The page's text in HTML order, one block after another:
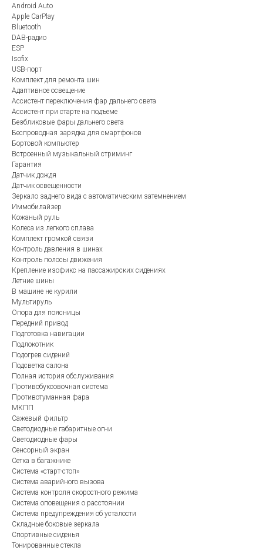
Android Auto
Apple CarPlay
Bluetooth
DAB-радио
ESP
Isofix
USB-порт
Комплект для ремонта шин
Адаптивное освещение
Ассистент переключения фар дальнего света
Ассистент при старте на подъеме
Безбликовые фары дальнего света
Беспроводная зарядка для смартфонов
Бортовой компьютер
Встроенный музыкальный стриминг
Гарантия
Датчик дождя
Датчик освещенности
Зеркало заднего вида с автоматическим затемнением
Иммобилайзер
Кожаный руль
Колеса из легкого сплава
Комплект громкой связи
Контроль давления в шинах
Контроль полосы движения
Крепление изофикс на пассажирских сидениях
Летние шины
В машине не курили
Мультируль
Опора для поясницы
Передний привод
Подготовка навигации
Подлокотник
Подогрев сидений
Подсветка салона
Полная история обслуживания
Противобуксовочная система
Противотуманная фара
МКПП
Сажевый фильтр
Светодиодные габаритные огни
Светодиодные фары
Сенсорный экран
Сетка в багажнике
Система «старт-стоп»
Система аварийного вызова
Система контроля скоростного режима
Система оповещения о расстоянии
Система предупреждения об усталости
Складные боковые зеркала
Спортивные сиденья
Тонированные стекла